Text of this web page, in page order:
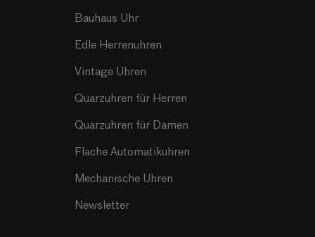
Bauhaus Uhr
Edle Herrenuhren
Vintage Uhren
Quarzuhren für Herren
Quarzuhren für Damen
Flache Automatikuhren
Mechanische Uhren
Newsletter